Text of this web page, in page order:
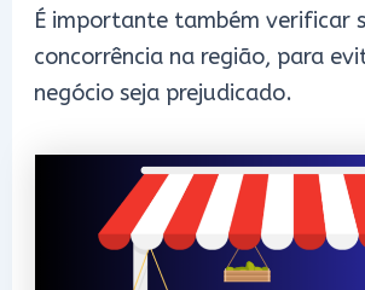
É importante também verificar
concorrência na região, para
negócio seja prejudicado.